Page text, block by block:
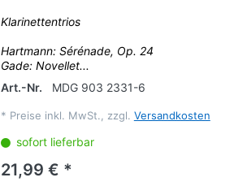
Klarinettentrios
Hartmann: Sérénade, Op. 24
Gade: Novellet...
Art.-Nr.
MDG 903 2331-6
* Preise inkl. MwSt., zzgl. Versandkosten
sofort lieferbar
21,99 € *